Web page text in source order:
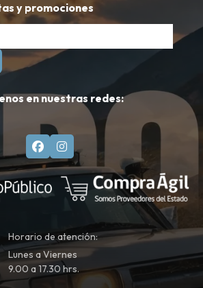
y promociones
en nuestras redes:
Horario de atención:
Lunes a Viernes
9.00 a 17.30 hrs.